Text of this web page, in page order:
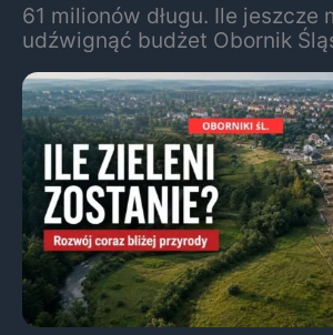
61 milionów długu. Ile jeszcze
udźwignąć budżet Obornik